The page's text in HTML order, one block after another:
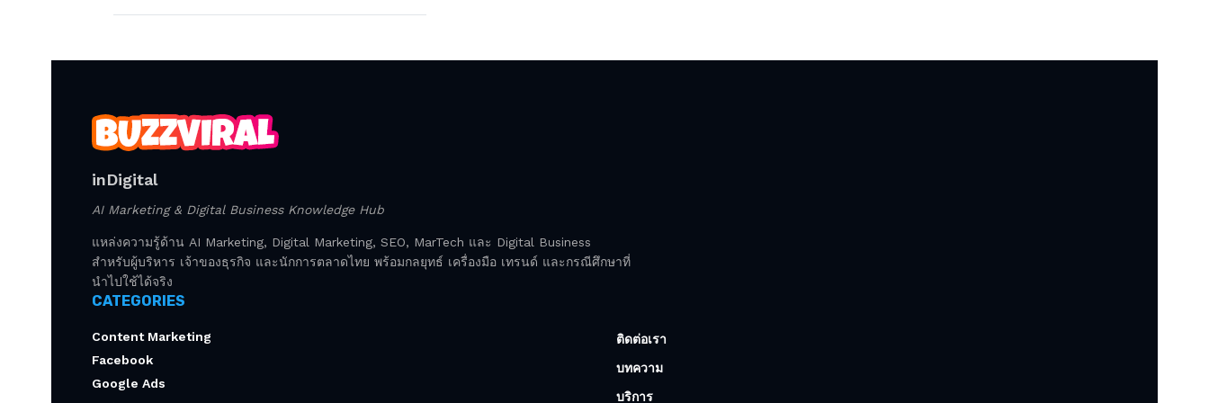
inDigital
AI Marketing & Digital Business Knowledge Hub
แหล่งความรู้ด้าน AI Marketing, Digital Marketing, SEO, MarTech และ Digital Business
สำหรับผู้บริหาร เจ้าของธุรกิจ และนักการตลาดไทย พร้อมกลยุทธ์ เครื่องมือ เทรนด์ และกรณีศึกษาที่
นำไปใช้ได้จริง
CATEGORIES
Content Marketing
Facebook
Google Ads
ติดต่อเรา
บทความ
บริการ